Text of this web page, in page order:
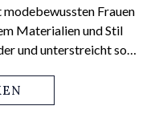
Frauen
Materialien und Stil
und unterstreicht so